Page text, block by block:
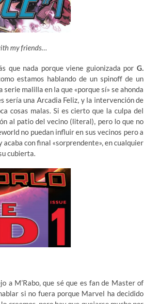
my friends…
que nada porque viene guionizada porG.
estamos hablando de un spinoff de un
malilla en la que «porque sí» se ahonda
sería una Arcadia Feliz, y la intervención de
cosas malas. Si es cierto que la culpa del
al patio del vecino (literal), pero lo que no
no puedan influir en sus vecinos pero a
con final «sorprendente», en cualquier
cubierta.
a M’Rabo, que sé que es fan de Master of
si no fuera porque Marvel ha decidido